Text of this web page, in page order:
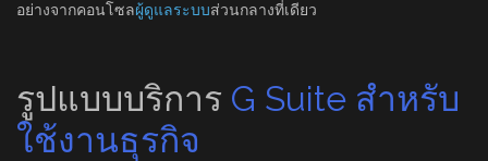
อย่างจากคอนโซลผู้ดูแลระบบส่วนกลางที่เดียว
รูปแบบบริการ G Suite สำหรับ
ใช้งานธุรกิจ